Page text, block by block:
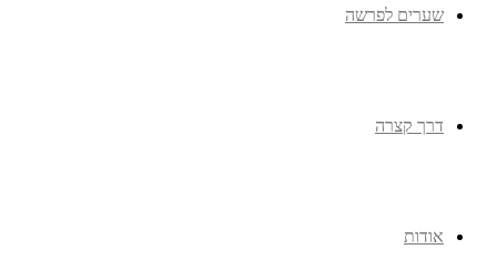
שערים לפרשה
דרך קצרה
אודות